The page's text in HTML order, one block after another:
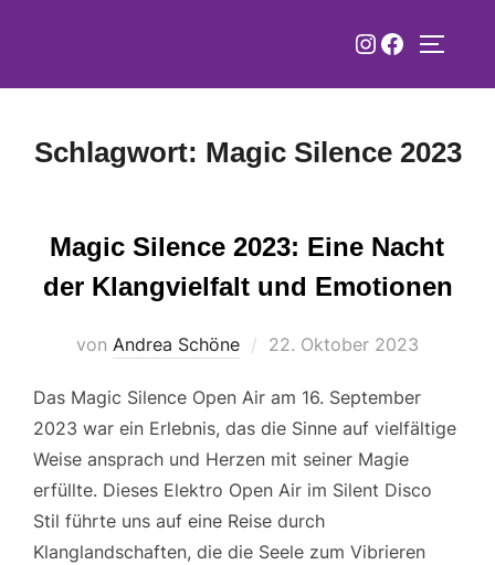
Instagram
Schlagwort: Magic Silence 2023
Magic Silence 2023: Eine Nacht
der Klangvielfalt und Emotionen
von Andrea Schöne
Veröffentlicht
22. Oktober 2023
Das Magic Silence Open Air am 16. September
2023 war ein Erlebnis, das die Sinne auf vielfältige
Weise ansprach und Herzen mit seiner Magie
erfüllte. Dieses Elektro Open Air im Silent Disco
Stil führte uns auf eine Reise durch
Klanglandschaften, die die Seele zum Vibrieren